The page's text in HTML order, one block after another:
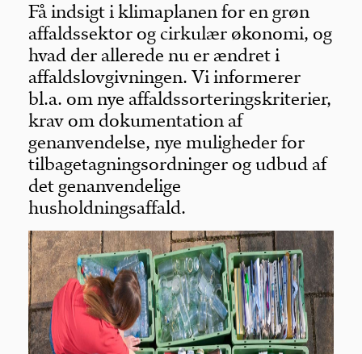
Få indsigt i klimaplanen for en grøn
affaldssektor og cirkulær økonomi, og
hvad der allerede nu er ændret i
affaldslovgivningen. Vi informerer
bl.a. om nye affaldssorteringskriterier,
krav om dokumentation af
genanvendelse, nye muligheder for
tilbagetagningsordninger og udbud af
det genanvendelige
husholdningsaffald.